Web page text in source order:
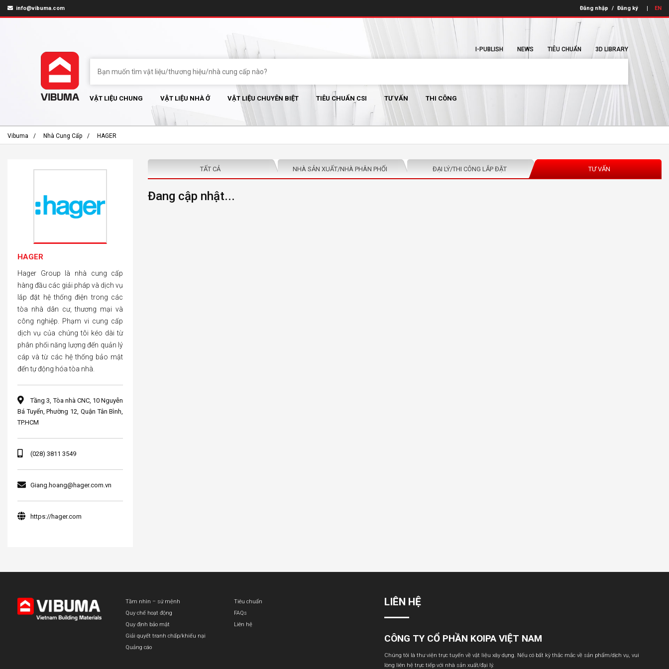
info@vibuma.com Đăng nhập / Đăng ký EN
I-PUBLISH NEWS TIÊU CHUẨN 3D LIBRARY
VẬT LIỆU CHUNG VẬT LIỆU NHÀ Ở VẬT LIỆU CHUYÊN BIỆT TIÊU CHUẨN CSI TƯ VẤN THI CÔNG
Vibuma Nhà Cung Cấp HAGER
TẤT CẢ NHÀ SẢN XUẤT/NHÀ PHÂN PHỐI ĐẠI LÝ/THI CÔNG LẮP ĐẶT TƯ VẤN
Đang cập nhật...
HAGER
Hager Group là nhà cung cấp
hàng đầu các giải pháp và dịch vụ
lắp đặt hệ thống điện trong các
tòa nhà dân cư, thương mại và
công nghiệp. Phạm vi cung cấp
dịch vụ của chúng tôi kéo dài từ
phân phối năng lượng đến quản lý
cáp và từ các hệ thống bảo mật
đến tự động hóa tòa nhà.
Tầng 3, Tòa nhà CNC, 10 Nguyễn
Bá Tuyển, Phường 12, Quận Tân Bình,
TP.HCM
(028) 3811 3549
Giang.hoang@hager.com.vn
https://hager.com
Tầm nhìn – sứ mệnh
Quy chế hoạt động
Quy định bảo mật
Giải quyết tranh chấp/khiếu nại
Quảng cáo
Tiêu chuẩn
FAQs
Liên hệ
LIÊN HỆ
CÔNG TY CỔ PHẦN KOIPA VIỆT NAM
Chúng tôi là thư viện trực tuyến về vật liệu xây dựng. Nếu có bất kỳ thắc mắc về sản phẩm/dịch vụ, vui
lòng liên hệ trực tiếp với nhà sản xuất/đại lý.